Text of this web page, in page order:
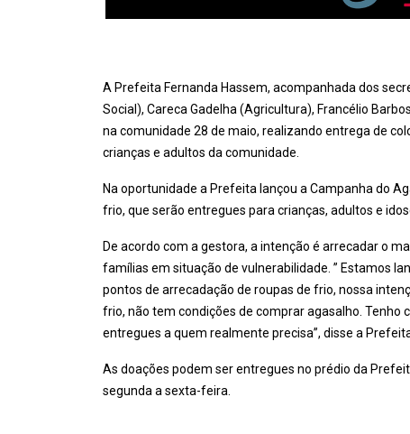
A Prefeita Fernanda Hassem, acompanhada dos
Social), Careca Gadelha (Agricultura), Francélio
na comunidade 28 de maio, realizando entrega de
crianças e adultos da comunidade.
Na oportunidade a Prefeita lançou a Campanha do
frio, que serão entregues para crianças, adultos e
De acordo com a gestora, a intenção é arrecadar o
famílias em situação de vulnerabilidade. ” Estamos
pontos de arrecadação de roupas de frio, nossa
frio, não tem condições de comprar agasalho.
entregues a quem realmente precisa”, disse a
As doações podem ser entregues no prédio da
segunda a sexta-feira.